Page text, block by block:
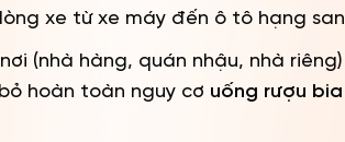
xe từ xe máy đến ô tô hạng
(nhà hàng, quán nhậu, nhà
hoàn toàn nguy cơ uống rượu